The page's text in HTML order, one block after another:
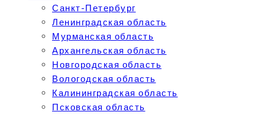
Санкт-Петербург
Ленинградская область
Мурманская область
Архангельская область
Новгородская область
Вологодская область
Калининградская область
Псковская область